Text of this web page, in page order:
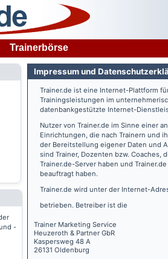
Trainerbörse
-
Impressum und
Trainer.de ist eine Internet-Plattform
Trainingsleistungen im
datenbankgestützte Internet-
Nutzer von Trainer.de im Sinne einer
Einrichtungen, die nach Trainern und
der Bereitstellung eigener Daten und
sind Trainer, Dozenten bzw.
Trainer.de-Server haben und Trainer.de
beauftragt haben.
Trainer.de wird unter der Internet-
betrieben. Betreiber ist die
Trainer Marketing Service
Heuzeroth & Partner GbR
Kaspersweg 48 A
26131 Oldenburg